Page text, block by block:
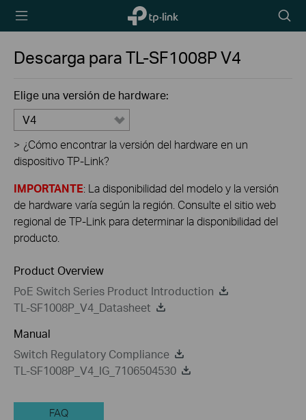
TP-Link,
Reliably
icon
Descarga paraTL-SF1008PV4
Elige una versión de hardware:
V4
> ¿Cómo encontrar la versión del hardware en un
dispositivo TP-Link?
IMPORTANTE: La disponibilidad del modelo y la versión
de hardware varía según la región. Consulte el sitio web
regional de TP-Link para determinar la disponibilidad del
producto.
Product Overview
PoE Switch Series Product Introduction
TL-SF1008P_V4_Datasheet
Manual
Switch Regulatory Compliance
TL-SF1008P_V4_IG_7106504530
FAQ